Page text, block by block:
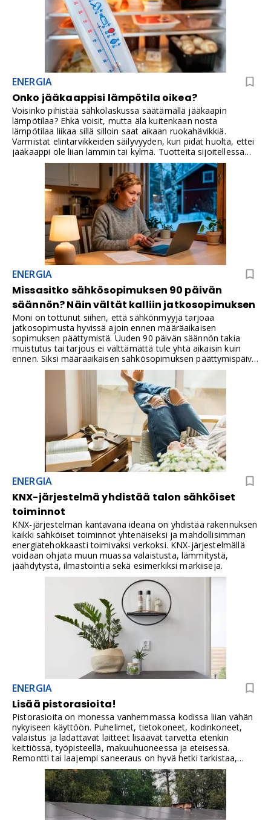
ENERGIA
Onko jääkaappisi lämpötila oikea?
Voisinko pihistää sähkölaskussa säätämällä jääkaapin
lämpötilaa? Ehkä voisit, mutta älä kuitenkaan nosta
lämpötilaa liikaa sillä silloin saat aikaan ruokahävikkiä.
Varmistat elintarvikkeiden säilyvyyden, kun pidät huolta, ettei
jääkaappi ole liian lämmin tai kylmä. Tuotteita sijoitellessa
kannattaa muistaa, että jääkaapin lämpötila vaihtelee sen eri
ENERGIA
Missasitko sähkösopimuksen 90 päivän
säännön? Näin vältät kalliin jatkosopimuksen
Moni on tottunut siihen, että sähkönmyyjä tarjoaa
jatkosopimusta hyvissä ajoin ennen määräaikaisen
sopimuksen päättymistä. Uuden 90 päivän säännön takia
muistutus tai tarjous ei välttämättä tule yhtä aikaisin kuin
ennen. Siksi määräaikaisen sähkösopimuksen päättymispäivä
kannattaa tarkistaa nyt itse, etenkin jos sopimus päättyy
syksyllä tai ensi talvena.Sähkösopimuksen uusimista koskeva
muutos voikin yllättää määräaikaisen sopimuksen
päättyessä, sillä sähköyhtiö ei voi enää myyjän aloitteesta
tehdä kuluttajan kanssa uutta sähkönmyyntisopimusta, jos
toimitus alkaisi yli 90 vuorokauden kuluttua sopimuksen
tekemisestä. Kuluttaja voi kuitenkin itse pyytää tarjousta
aiemmin. Siksi oman sähkösopimuksen päättymispäivä tulee
tarkistaa ajoissa.
ENERGIA
KNX-järjestelmä yhdistää talon sähköiset
toiminnot
KNX-järjestelmän kantavana ideana on yhdistää rakennuksen
kaikki sähköiset toiminnot yhtenäiseksi ja mahdollisimman
energiatehokkaasti toimivaksi verkoksi. KNX-järjestelmällä
voidaan ohjata muun muassa valaistusta, lämmitystä,
jäähdytystä, ilmastointia sekä esimerkiksi markiiseja.
ENERGIA
Lisää pistorasioita!
Pistorasioita on monessa vanhemmassa kodissa liian vähän
nykyiseen käyttöön. Puhelimet, tietokoneet, kodinkoneet,
valaistus ja ladattavat laitteet lisäävät tarvetta etenkin
keittiössä, työpisteellä, makuuhuoneessa ja eteisessä.
Remontti tai laajempi saneeraus on hyvä hetki tarkistaa,
missä pistorasioita oikeasti tarvitaan ja voiko niitä lisätä
siististi ilman näkyviä jatkojohtoja.Pistorasioita on aina liian
vähän ja ne ovat väärissä paikoissa. Saga- Jussi- ja
Impressivo-kalustesarjoista löytyy sopivat pistorasiat uppo-
ja pinta-asennukseen, jopa nurkkaan.Pistorasian runkoon